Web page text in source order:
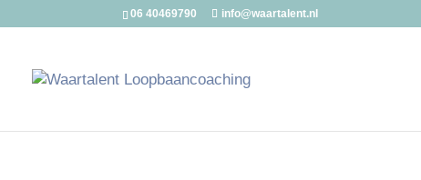
06 40469790 info@waartalent.nl